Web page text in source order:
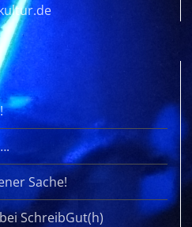
Sache!
SchreibGut(h)